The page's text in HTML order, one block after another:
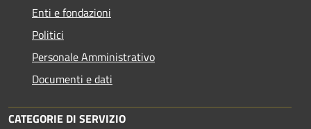
Enti e fondazioni
Politici
Personale Amministrativo
Documenti e dati
CATEGORIE DI SERVIZIO